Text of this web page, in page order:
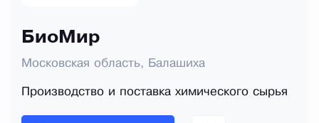
БиоМир
Московская область, Балашиха
Производство и поставка химического сырья